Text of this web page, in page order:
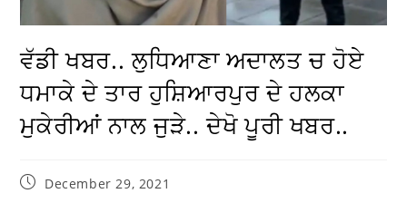
ਵੱਡੀ ਖਬਰ.. ਲੁਧਿਆਣਾ ਅਦਾਲਤ ਚ ਹੋਏ
ਧਮਾਕੇ ਦੇ ਤਾਰ ਹੁਸ਼ਿਆਰਪੁਰ ਦੇ ਹਲਕਾ
ਮੁਕੇਰੀਆਂ ਨਾਲ ਜੁੜੇ.. ਦੇਖੋ ਪੂਰੀ ਖਬਰ..
December 29, 2021